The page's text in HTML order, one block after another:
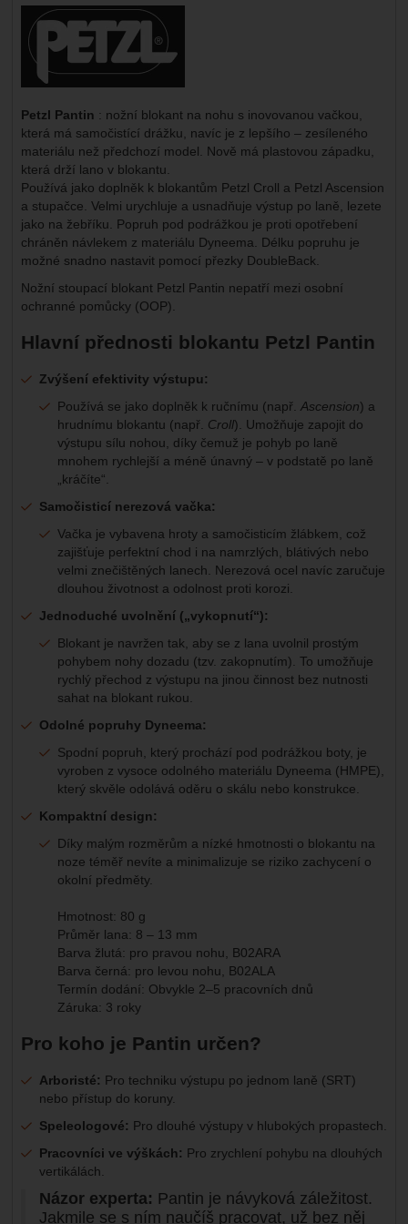
Výrobce:
Petzl Pantin : nožní blokant na nohu s inovovanou vačkou,
která má samočistící drážku, navíc je z lepšího – zesíleného
materiálu než předchozí model. Nově má plastovou západku,
která drží lano v blokantu.
Používá jako doplněk k blokantům Petzl Croll a Petzl Ascension
a stupačce. Velmi urychluje a usnadňuje výstup po laně, lezete
jako na žebříku. Popruh pod podrážkou je proti opotřebení
chráněn návlekem z materiálu Dyneema. Délku popruhu je
možné snadno nastavit pomocí přezky DoubleBack.
Nožní stoupací blokant Petzl Pantin nepatří mezi osobní
ochranné pomůcky (OOP).
Hlavní přednosti blokantu Petzl Pantin
Zvýšení efektivity výstupu:
Používá se jako doplněk k ručnímu (např. Ascension) a
hrudnímu blokantu (např. Croll). Umožňuje zapojit do
výstupu sílu nohou, díky čemuž je pohyb po laně
mnohem rychlejší a méně únavný – v podstatě po laně
„kráčíte“.
Samočisticí nerezová vačka:
Vačka je vybavena hroty a samočisticím žlábkem, což
zajišťuje perfektní chod i na namrzlých, blátivých nebo
velmi znečištěných lanech. Nerezová ocel navíc zaručuje
dlouhou životnost a odolnost proti korozi.
Jednoduché uvolnění („vykopnutí“):
Blokant je navržen tak, aby se z lana uvolnil prostým
pohybem nohy dozadu (tzv. zakopnutím). To umožňuje
rychlý přechod z výstupu na jinou činnost bez nutnosti
sahat na blokant rukou.
Odolné popruhy Dyneema:
Spodní popruh, který prochází pod podrážkou boty, je
vyroben z vysoce odolného materiálu Dyneema (HMPE),
který skvěle odolává oděru o skálu nebo konstrukce.
Kompaktní design:
Díky malým rozměrům a nízké hmotnosti o blokantu na
noze téměř nevíte a minimalizuje se riziko zachycení o
okolní předměty.
Hmotnost: 80 g
Průměr lana: 8 – 13 mm
Barva žlutá: pro pravou nohu, B02ARA
Barva černá: pro levou nohu, B02ALA
Termín dodání: Obvykle 2–5 pracovních dnů
Záruka: 3 roky
Pro koho je Pantin určen?
Arboristé: Pro techniku výstupu po jednom laně (SRT)
nebo přístup do koruny.
Speleologové: Pro dlouhé výstupy v hlubokých propastech.
Pracovníci ve výškách: Pro zrychlení pohybu na dlouhých
vertikálách.
Názor experta: Pantin je návyková záležitost.
Jakmile se s ním naučíš pracovat, už bez něj